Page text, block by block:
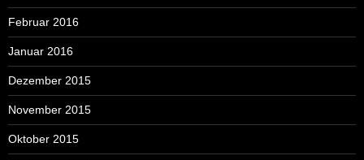
Februar 2016
Januar 2016
Dezember 2015
November 2015
Oktober 2015